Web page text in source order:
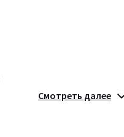
Смотреть далее